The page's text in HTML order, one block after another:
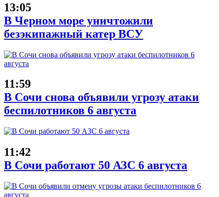
13:05
В Черном море уничтожили
безэкипажный катер ВСУ
11:59
В Сочи снова объявили угрозу атаки
беспилотников 6 августа
11:42
В Сочи работают 50 АЗС 6 августа